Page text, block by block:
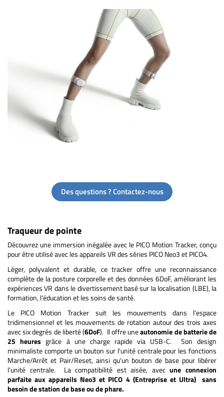
Des questions ? Contactez-nous
Traqueur de pointe
Découvrez une immersion inégalée avec le PICO Motion Tracker, conçu
pour être utilisé avec les appareils VR des séries PICO Neo3 et PICO4.
Léger, polyvalent et durable, ce tracker offre une reconnaissance
complète de la posture corporelle et des données 6DoF, améliorant les
expériences VR dans le divertissement basé sur la localisation (LBE), la
formation, l'éducation et les soins de santé.
Le PICO Motion Tracker suit les mouvements dans l'espace
tridimensionnel et les mouvements de rotation autour des trois axes
avec six degrés de liberté (6DoF). Il offre uneautonomie de batterie de
25 heures grâce à une charge rapide via USB-C. Son design
minimaliste comporte un bouton sur l'unité centrale pour les fonctions
Marche/Arrêt et Pair/Reset, ainsi qu'un bouton de base pour libérer
l'unité centrale. La compatibilité est aisée, avecune connexion
parfaite aux appareils Neo3 et PICO 4 (Entreprise et Ultra) sans
besoin de station de base ou de phare.